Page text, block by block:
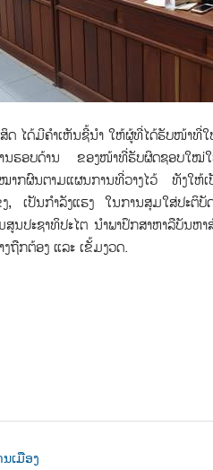
ດ ໄດ້ມີຄໍາເຫັນຊີ້ນໍາ ໃຫ້ຜູ້ທີ່ໄດ້ຮັບໜ້າທີ່
ຮອບດ້ານ ຂອງໜ້າທີ່ຮັບຜິດຊອບໃໝ່
ກຜົນຕາມແຜນການທີ່ວາງໄວ້ ທັງໃຫ້ເ
ເປັນກໍາລັງແຮງ ໃນການສຸມໃສ່ປະຕິ
ປະຊາທິປະໄຕ ນໍາພາປຶກສາຫາລືບັນຫ
ຖືກຕ້ອງ ແລະ ເຂັ້ມງວດ.
ນເມືອງ